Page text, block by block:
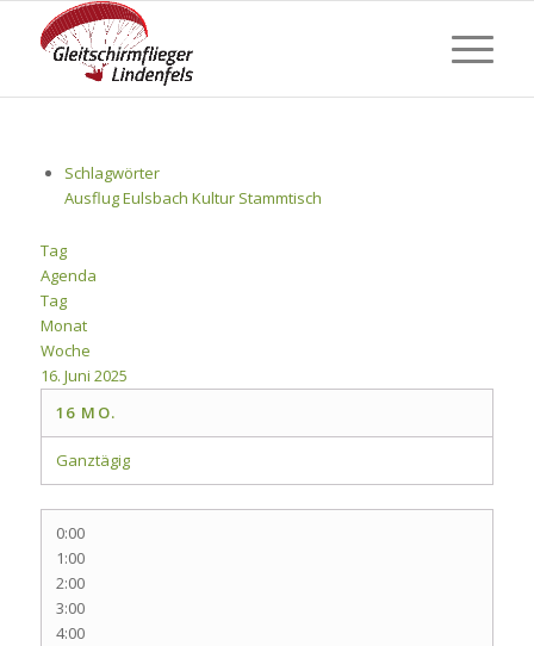
Schlagwörter
AusflugEulsbach Kultur Stammtisch
Tag
Agenda
Tag
Monat
Woche
16. Juni 2025
16 MO.
Ganztägig
0:00
1:00
2:00
3:00
4:00